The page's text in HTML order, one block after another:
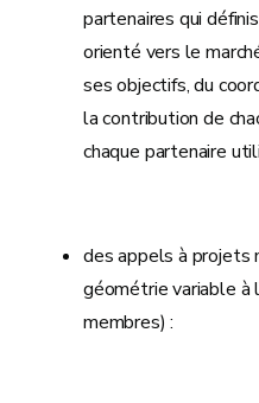
partenaires qui
orienté vers le
ses objectifs, du
la contribution de
chaque partenaire
des appels à projets
géométrie variable à
membres) :